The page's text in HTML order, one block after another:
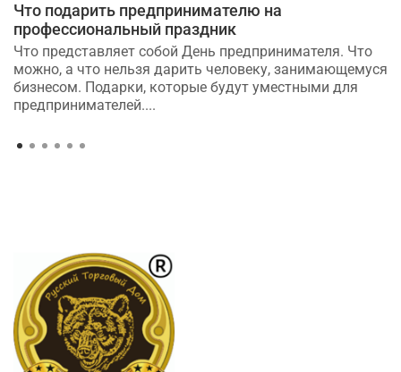
Что подарить предпринимателю на
профессиональный праздник
Что представляет собой День предпринимателя. Что
можно, а что нельзя дарить человеку, занимающемуся
бизнесом. Подарки, которые будут уместными для
предпринимателей....